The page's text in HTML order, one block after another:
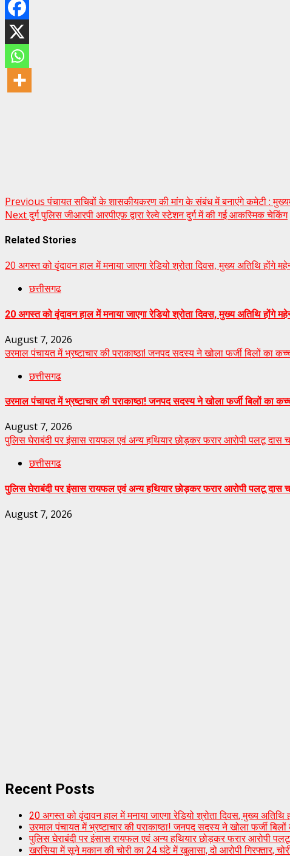
Post
navigation
Previousपंचायत सचिवों के शासकीयकरण की मांग के संबंध में बनाएंगे कमेटी :
Nextदुर्ग पुलिस जीआरपी आरपीएफ़ द्वारा रेल्वे स्टेशन दुर्ग में की गई आकस्मिक चेकिंग
Related Stories
20 अगस्त को वृंदावन हाल में मनाया जाएगा रेडियो श्रोता दिवस, मुख्य अतिथि होंगे
छत्तीसगढ
20 अगस्त को वृंदावन हाल में मनाया जाएगा रेडियो श्रोता दिवस, मुख्य अतिथि होंगे
August 7, 2026
उरमाल पंचायत में भ्रष्टाचार की पराकाष्ठा! जनपद सदस्य ने खोला फर्जी बिलों का
छत्तीसगढ
उरमाल पंचायत में भ्रष्टाचार की पराकाष्ठा! जनपद सदस्य ने खोला फर्जी बिलों का
August 7, 2026
पुलिस घेराबंदी पर इंसास रायफल एवं अन्य हथियार छोड़कर फरार आरोपी पलटू
छत्तीसगढ
पुलिस घेराबंदी पर इंसास रायफल एवं अन्य हथियार छोड़कर फरार आरोपी पलटू
August 7, 2026
Recent Posts
20 अगस्त को वृंदावन हाल में मनाया जाएगा रेडियो श्रोता दिवस, मुख्य अतिथि
उरमाल पंचायत में भ्रष्टाचार की पराकाष्ठा! जनपद सदस्य ने खोला फर्जी
पुलिस घेराबंदी पर इंसास रायफल एवं अन्य हथियार छोड़कर फरार आरोपी
खरसिया में सूने मकान की चोरी का 24 घंटे में खुलासा, दो आरोपी गिरफ्तार,